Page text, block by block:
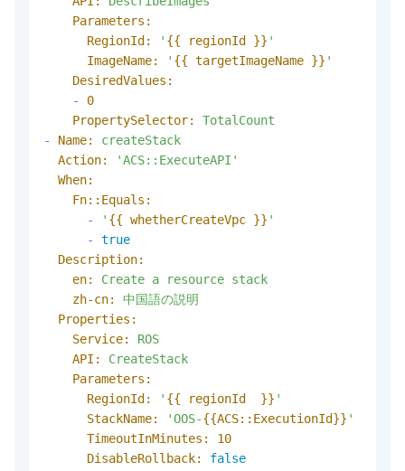
Parameters:
RegionId:
' {{ regionId }} '
ImageName:
' {{ targetImageName }} '
DesiredValues:
-
0
PropertySelector:
TotalCount
-
Name:
createStack
Action:
'ACS::ExecuteAPI'
When:
Fn::Equals:
-
' {{ whetherCreateVpc }} '
-
true
Description:
en:
Create a resource stack
zh-cn:
中国語の説明
Properties:
Service:
ROS
API:
CreateStack
Parameters:
RegionId:
' {{ regionId  }} '
StackName:
'OOS-{{ACS::ExecutionId}} '
TimeoutInMinutes:
10
DisableRollback:
false